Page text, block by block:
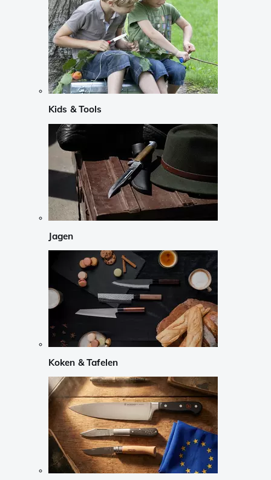
Kids & Tools
Jagen
Koken & Tafelen